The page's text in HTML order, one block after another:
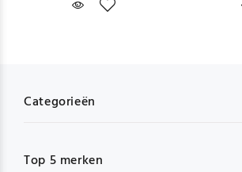
Categorieën
Top 5 merken